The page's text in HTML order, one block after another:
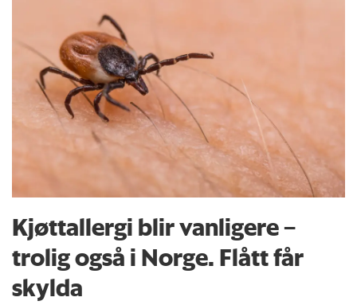
Kjøttallergi blir vanligere –
trolig også i Norge. Flått får
skylda